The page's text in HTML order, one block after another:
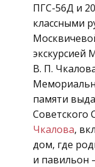
ПГС-56Д и
классными
экскурсией
В. П.
памяти
Советского
Чкалова,
дом, где
и павильон